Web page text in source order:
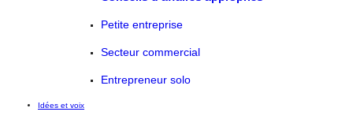
Petite entreprise
Secteur commercial
Entrepreneur solo
Idées et voix